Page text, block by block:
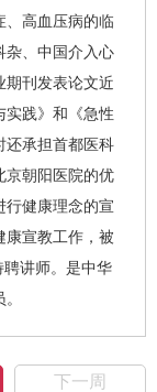
、高血压病的临
杂、中国介入心
期刊发表论文近
实践》和《急性
还承担首都医科
京朝阳医院的优
行健康理念的宣
康宣教工作，被
讲师。是中华
下一周